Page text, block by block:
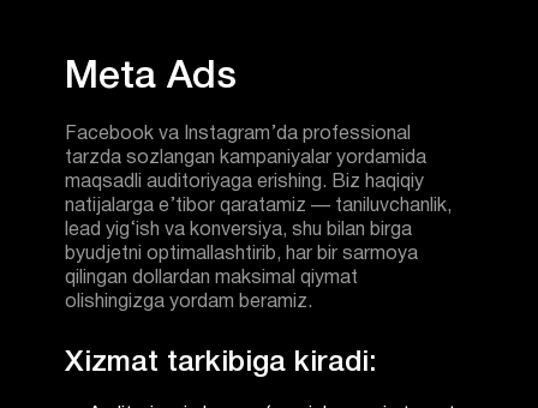
Facebook va Instagram’da professional
tarzda sozlangan kampaniyalar yordamida
maqsadli auditoriyaga erishing. Biz haqiqiy
natijalarga e’tibor qaratamiz — taniluvchanlik,
lead yig‘ish va konversiya, shu bilan birga
byudjetni optimallashtirib, har bir sarmoya
qilingan dollardan maksimal qiymat
olishingizga yordam beramiz.
Xizmat tarkibiga kiradi: